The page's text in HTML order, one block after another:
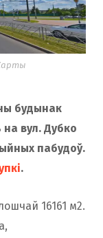
будынак
вул. Дубко
пабудоў.
.
16161 м2.